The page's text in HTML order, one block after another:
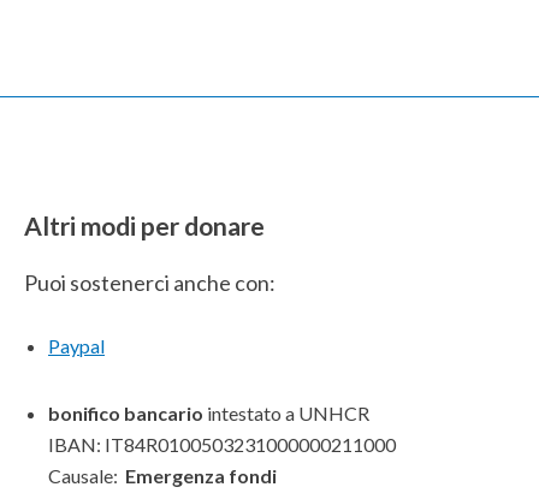
Altri modi per donare
Puoi sostenerci anche con:
Paypal
bonifico bancario intestato a UNHCR
IBAN: IT84R0100503231000000211000
Causale: Emergenza fondi